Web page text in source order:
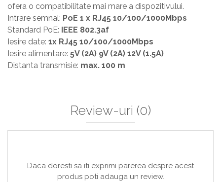
ofera o compatibilitate mai mare a dispozitivului.
Intrare semnal: PoE 1 x RJ45 10/100/1000Mbps
Standard PoE:
IEEE 802.3af
Iesire date: 1x RJ45 10/100/1000Mbps
Iesire alimentare: 5V (2A) 9V (2A) 12V (1.5A)
Distanta transmisie: max. 100 m
Review-uri (0)
Daca doresti sa iti exprimi parerea despre acest
produs poti adauga un review.